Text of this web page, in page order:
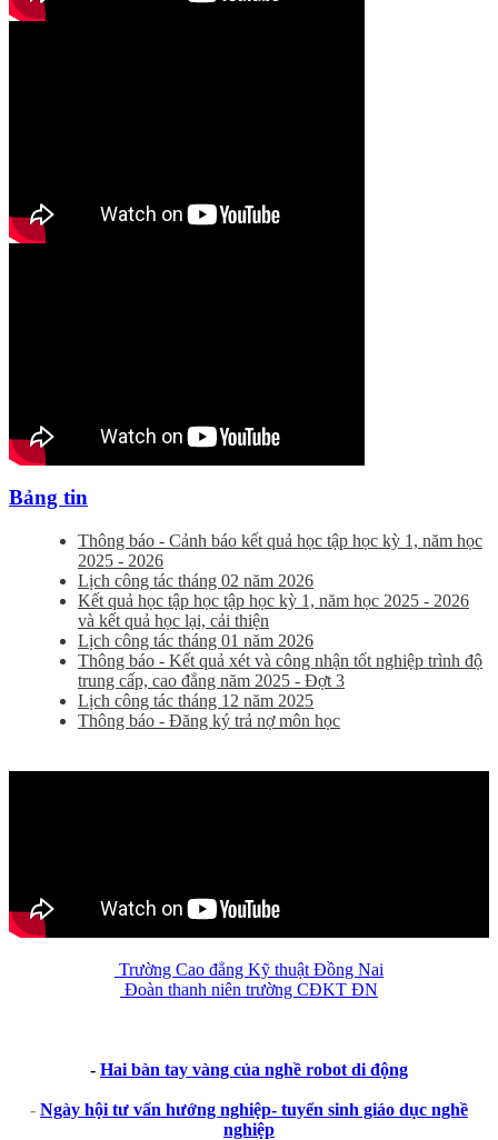
Bảng tin
Thông báo - Cảnh báo kết quả học tập học kỳ 1, năm học
2025 - 2026
Lịch công tác tháng 02 năm 2026
Kết quả học tập học tập học kỳ 1, năm học 2025 - 2026
và kết quả học lại, cải thiện
Lịch công tác tháng 01 năm 2026
Thông báo - Kết quả xét và công nhận tốt nghiệp trình độ
trung cấp, cao đẳng năm 2025 - Đợt 3
Lịch công tác tháng 12 năm 2025
Thông báo - Đăng ký trả nợ môn học
Trường Cao đẳng Kỹ thuật Đồng Nai
Đoàn thanh niên trường CĐKT ĐN
- Hai bàn tay vàng của nghề robot di động
- Ngày hội tư vấn hướng nghiệp- tuyển sinh giáo dục nghề
nghiệp